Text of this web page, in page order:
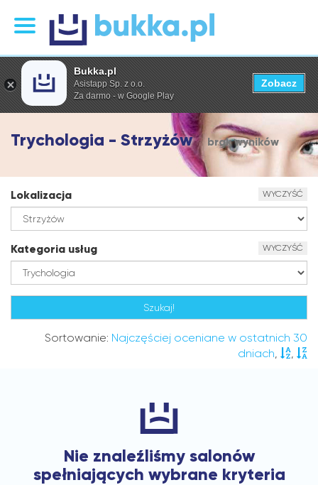
Trychologia - Strzyżów brak wyników
Lokalizacja WYCZYŚĆ
Kategoria usług WYCZYŚĆ
Sortowanie: Najczęściej oceniane w ostatnich 30
dniach, ,
Nie znaleźliśmy salonów
spełniających wybrane kryteria
Bukka.pl
Asistapp Sp. z o.o.
Za darmo - w Google Play
Zobacz